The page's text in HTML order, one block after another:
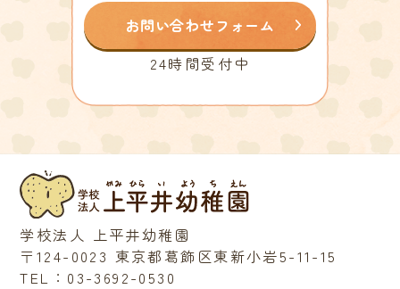
お問い合わせフォーム
24時間受付中
学校法人 上平井幼稚園
〒124-0023 東京都葛飾区東新小岩5-11-15
TEL：03-3692-0530